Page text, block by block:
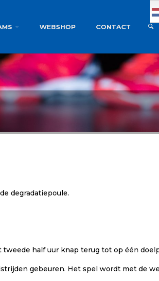
WEBSHOP CONTACT
degradatiepoule.
half uur knap terug tot op één
gebeuren. Het spel wordt met de